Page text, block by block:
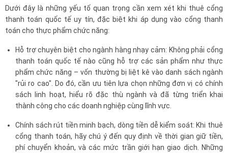
Dưới đây là những yếu tố quan trọng cần xem xét khi thuê cổng
thanh toán quốc tế uy tín, đặc biệt khi áp dụng vào cổng thanh
toán cho thực phẩm chức năng:
Hỗ trợ chuyên biệt cho ngành hàng nhạy cảm: Không phải cổng
thanh toán quốc tế nào cũng hỗ trợ các sản phẩm như thực
phẩm chức năng – vốn thường bị liệt kê vào danh sách ngành
"rủi ro cao". Do đó, cần ưu tiên lựa chọn những đơn vị có chính
sách linh hoạt, hiểu rõ đặc thù ngành và đã từng triển khai
thành công cho các doanh nghiệp cùng lĩnh vực.
Chính sách rút tiền minh bạch, dòng tiền dễ kiểm soát: Khi thuê
cổng thanh toán, hãy chú ý đến quy định về thời gian giữ tiền,
phí chuyển khoản, và các mức trần giới hạn giao dịch. Những